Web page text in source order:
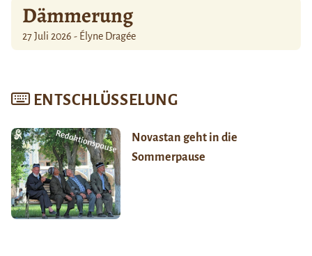
Dämmerung
27 Juli 2026 - Élyne Dragée
ENTSCHLÜSSELUNG
Novastan geht in die
Sommerpause